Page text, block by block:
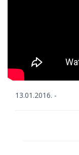
13.01.2016. -